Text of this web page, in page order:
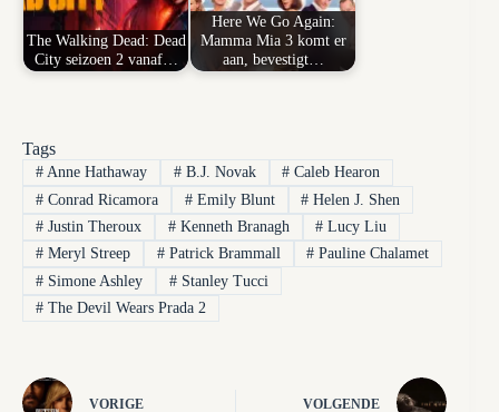
The Walking Dead: Dead
City seizoen 2 vanaf…
Here We Go Again:
Mamma Mia 3 komt er
aan, bevestigt…
Tags
#Anne Hathaway #B.J. Novak # Caleb Hearon
#Conrad Ricamora #Emily Blunt # Helen J. Shen
#Justin Theroux #Kenneth Branagh # Lucy Liu
#Meryl Streep #Patrick Brammall # Pauline Chalamet
#Simone Ashley #Stanley Tucci
#The Devil Wears Prada 2
VORIGE VOLGENDE